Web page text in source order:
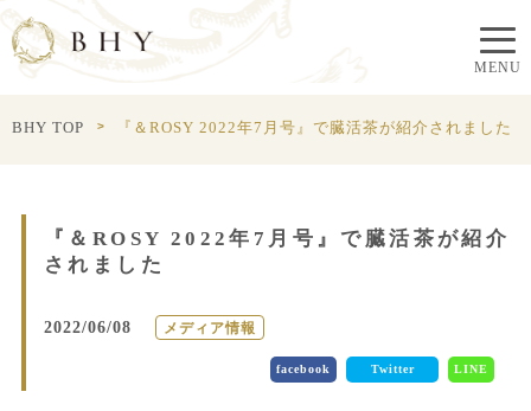
BHY TOP 『＆ROSY 2022年7月号』で臓活茶が紹介されました
『＆ROSY 2022年7月号』で臓活茶が紹介
されました
2022/06/08 メディア情報
facebook Twitter LINE